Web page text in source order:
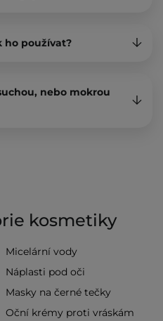
ho používat?
nebo mokrou
kosmetiky
Micelární vody
Náplasti pod oči
Masky na černé tečky
Oční krémy proti vráskám